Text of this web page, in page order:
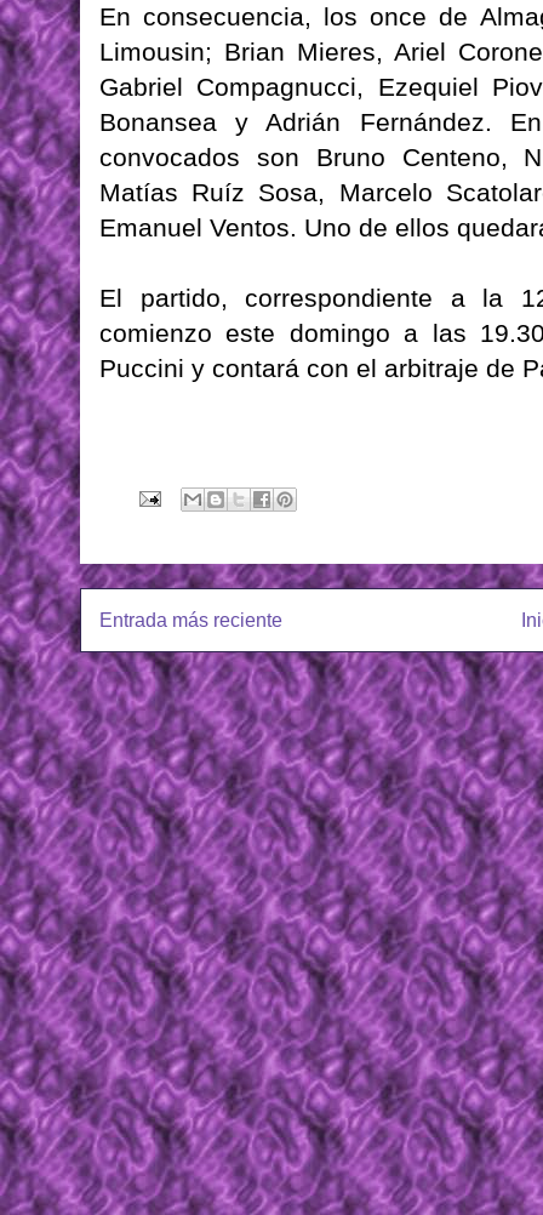
En consecuencia, los once de
Limousin; Brian Mieres, Ariel
Gabriel Compagnucci, Ezequiel
Bonansea y Adrián Fernández.
convocados son Bruno Centeno,
Matías Ruíz Sosa, Marcelo
Emanuel Ventos. Uno de ellos
El partido, correspondiente a la
comienzo este domingo a las
Puccini y contará con el arbitraje de
Entrada más reciente